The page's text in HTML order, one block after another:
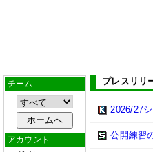
チーム
アカウント
プレスリリ
2026/27
公開練習